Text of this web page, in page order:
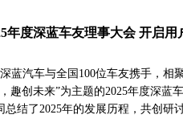
年度深蓝车友理事大会 开启用
蓝汽车与全国100位车友携手，相
趣创未来”为主题的2025年度深蓝
总结了2025年的发展历程，共创